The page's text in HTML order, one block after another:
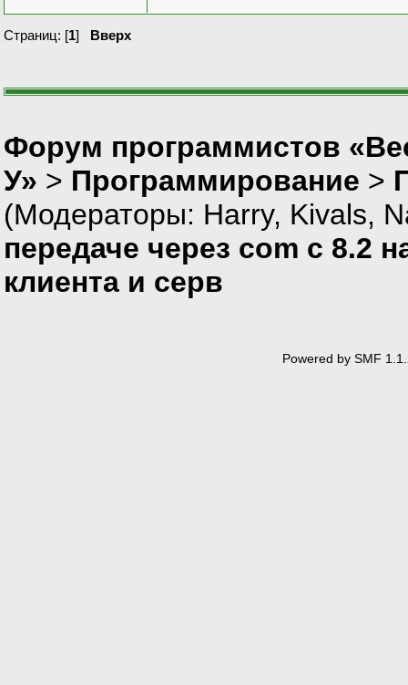
Страниц: [1] Вверх
Форум программистов
У» > Программирование >
(Модераторы: Harry, Kivals,
передаче через com с 8.2
клиента и серв
Powered by SMF